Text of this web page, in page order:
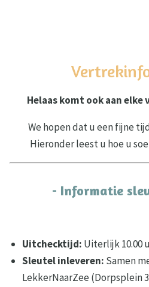
Helaas komt ook aan
We hopen dat u een fijne
Hieronder leest u hoe u
- Informatie
Uitchecktijd: Uiterlijk 10.00
Sleutel inleveren: Samen
LekkerNaarZee (Dorpsplein